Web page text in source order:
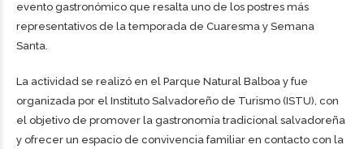
evento gastronómico que resalta uno de los postres más
representativos de la temporada de Cuaresma y Semana
Santa.
La actividad se realizó en el Parque Natural Balboa y fue
organizada por el Instituto Salvadoreño de Turismo (ISTU), con
el objetivo de promover la gastronomía tradicional salvadoreña
y ofrecer un espacio de convivencia familiar en contacto con la